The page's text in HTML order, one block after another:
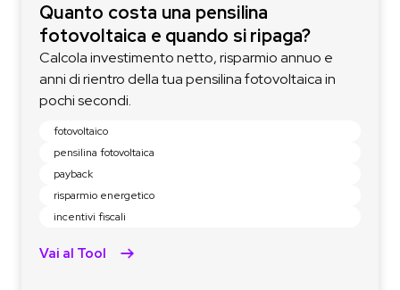
Quanto costa una pensilina
fotovoltaica e quando si ripaga?
Calcola investimento netto, risparmio annuo e
anni di rientro della tua pensilina fotovoltaica in
pochi secondi.
fotovoltaico
pensilina fotovoltaica
payback
risparmio energetico
incentivi fiscali
Vai al Tool